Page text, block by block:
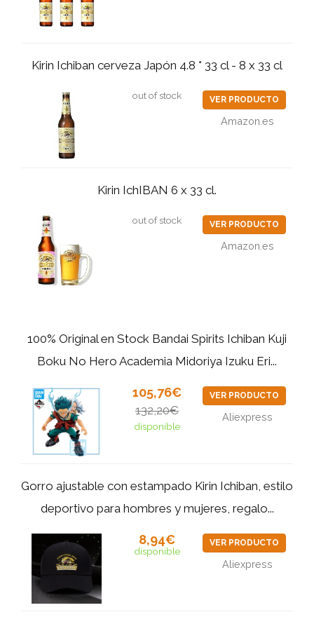
Kirin Ichiban cerveza Japón 4.8 ° 33 cl - 8 x 33 cl
out of stock VER PRODUCTO
Amazon.es
Kirin IchIBAN 6 x 33 cl.
out of stock VER PRODUCTO
Amazon.es
100% Original en Stock Bandai Spirits Ichiban Kuji
Boku No Hero Academia Midoriya Izuku Eri...
105,76€
132,20€
disponible
VER PRODUCTO
Aliexpress
Gorro ajustable con estampado Kirin Ichiban, estilo
deportivo para hombres y mujeres, regalo...
8,94€
disponible
VER PRODUCTO
Aliexpress